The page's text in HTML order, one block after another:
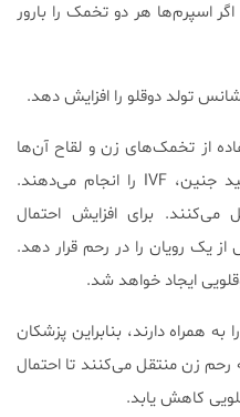
اسپرم‌‌‌ها هر دو تخمک را بارور
تولد دوقلو را افزایش دهد.
از تخمک‌های زن و لقاح آن‌ها
توسط اسپرم در آزمایشگاه برای تولید جنین، IVF را انجام می‌دهند.
برای افزایش احتمال
رویان را در رحم قرار دهد.
ایجاد خواهد شد.
به همراه دارند، بنابراین پزشکان
رحم زن منتقل می‌کنند تا احتمال
کاهش یابد.